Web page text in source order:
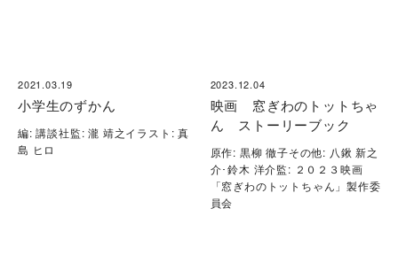
2021.03.19
小学生のずかん
編: 講談社監: 瀧 靖之イラスト: 真
島 ヒロ
2023.12.04
映画 窓ぎわのトットちゃ
ん ストーリーブック
原作: 黒柳 徹子その他: 八鍬 新之
介･鈴木 洋介監: ２０２３映画
「窓ぎわのトットちゃん」製作委
員会